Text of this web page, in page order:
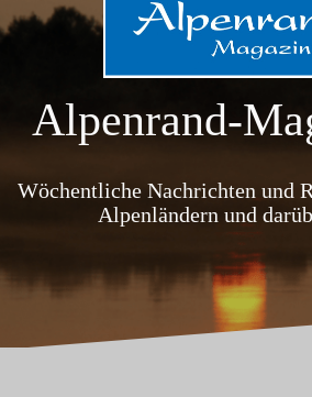
Alpenrand-
Wöchentliche Nachrichten und
Alpenländern und